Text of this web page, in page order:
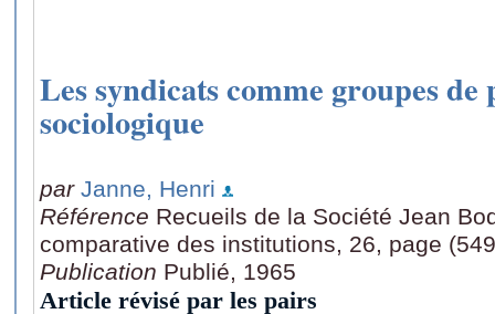
Les syndicats comme groupes
sociologique
par Janne, Henri
Référence Recueils de la Société Jean
comparative des institutions, 26, page
Publication Publié, 1965
Article révisé par les pairs